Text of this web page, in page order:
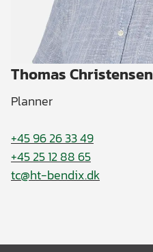
Thomas Christensen
Planner
+45 96 26 33 49
+45 25 12 88 65
tc@ht-bendix.dk